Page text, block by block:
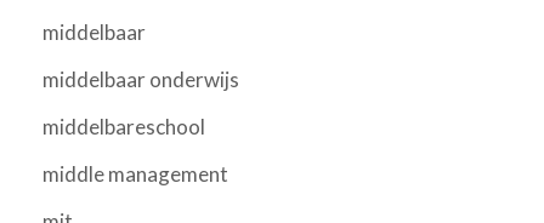
middelbaar
middelbaar onderwijs
middelbareschool
middle management